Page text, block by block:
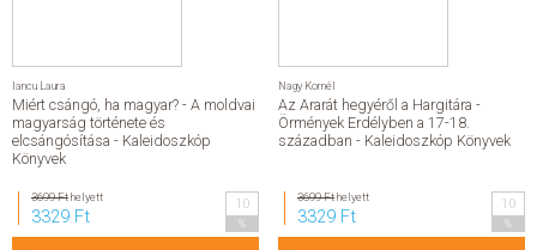
Iancu Laura
Miért csángó, ha magyar? - A moldvai
magyarság története és
elcsángósítása - Kaleidoszkóp
Könyvek
3699 Fthelyett
3329 Ft
10
Nagy Kornél
Az Ararát hegyéről a Hargitára -
Örmények Erdélyben a 17-18.
században - Kaleidoszkóp Könyvek
3699 Fthelyett
3329 Ft
10